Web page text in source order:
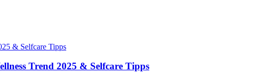
Trend 2025 & Selfcare Tipps